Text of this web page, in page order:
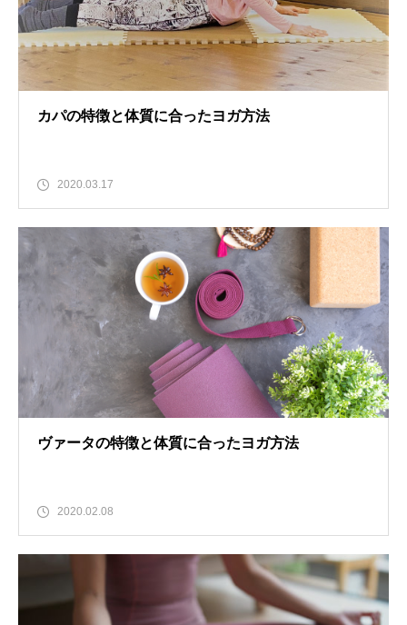
カパの特徴と体質に合ったヨガ方法
2020.03.17
ヴァータの特徴と体質に合ったヨガ方法
2020.02.08